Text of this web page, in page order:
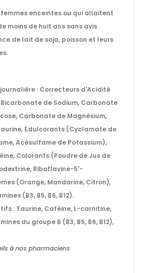
femmes enceintes ou qui allaitent
moins de huit ans sans avis
de lait de soja, poisson et leurs
: Correcteurs d'Acidité
de Sodium, Carbonate
Carbonate de Magnésium,
Edulcorants (Cyclamate de
Acésulfame de Potassium),
Colorants (Poudre de Jus de
Riboflavine-5'-
(Orange, Mandarine, Citron),
(B3, B5, B6, B12).
: Taurine, Caféine, L-carnitine,
du groupe B (B3, B5, B6, B12),
à nos pharmaciens